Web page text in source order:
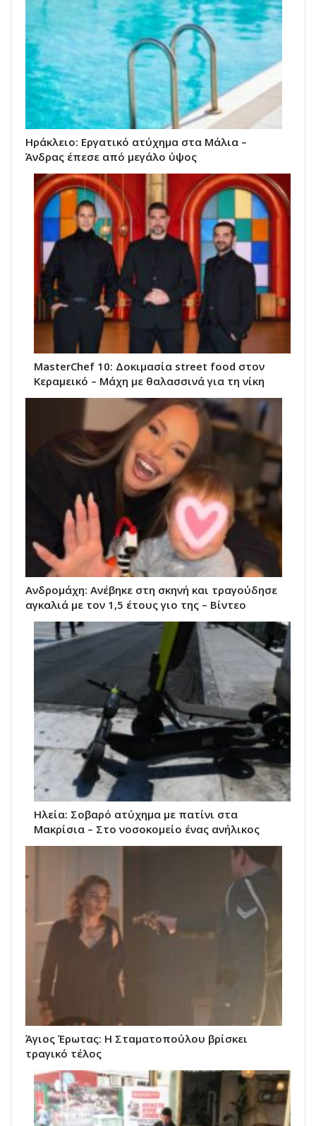
Hράκλειο: Εργατικό ατύχημα στα Μάλια –
Άνδρας έπεσε από μεγάλο ύψος
MasterChef 10: Δοκιμασία street food στον
Κεραμεικό – Μάχη με θαλασσινά για τη νίκη
Ανδρομάχη: Ανέβηκε στη σκηνή και τραγούδησε
αγκαλιά με τον 1,5 έτους γιο της – Βίντεο
Ηλεία: Σοβαρό ατύχημα με πατίνι στα
Μακρίσια – Στο νοσοκομείο ένας ανήλικος
Άγιος Έρωτας: Η Σταματοπούλου βρίσκει
τραγικό τέλος